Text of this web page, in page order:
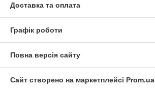
Доставка та оплата
Графік роботи
Повна версія сайту
Сайт створено на маркетплейсі Prom.ua